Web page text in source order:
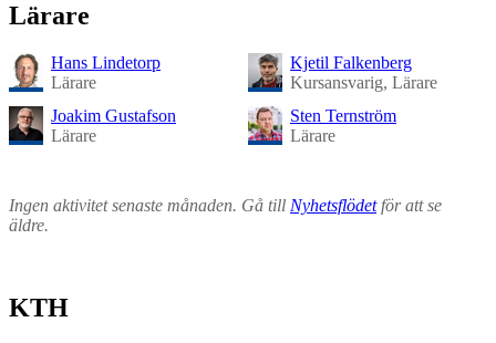
Lärare
Hans Lindetorp
Lärare
Joakim Gustafson
Lärare
Kjetil Falkenberg
Kursansvarig, Lärare
Sten Ternström
Lärare
Ingen aktivitet senaste månaden. Gå till Nyhetsflödetför att se
äldre.
KTH